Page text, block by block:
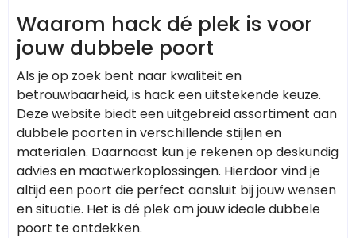
Waarom hack dé plek is voor
jouw dubbele poort
Als je op zoek bent naar kwaliteit en
betrouwbaarheid, is hack een uitstekende keuze.
Deze website biedt een uitgebreid assortiment aan
dubbele poorten in verschillende stijlen en
materialen. Daarnaast kun je rekenen op deskundig
advies en maatwerkoplossingen. Hierdoor vind je
altijd een poort die perfect aansluit bij jouw wensen
en situatie. Het is dé plek om jouw ideale dubbele
poort te ontdekken.